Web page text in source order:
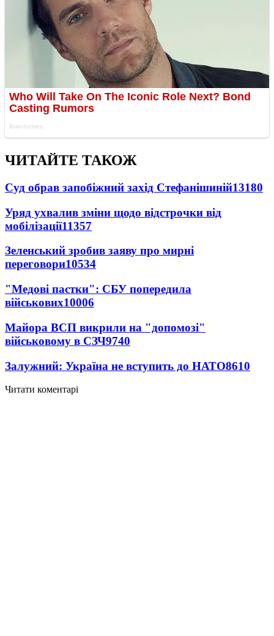
ЧИТАЙТЕ ТАКОЖ
Суд обрав запобіжний захід Стефанішиній13180
Уряд ухвалив зміни щодо відстрочки від
мобілізації11357
Зеленський зробив заяву про мирні
переговори10534
"Медові пастки": СБУ попередила
військових10006
Майора ВСП викрили на "допомозі"
військовому в СЗЧ9740
Залужний: Україна не вступить до НАТО8610
Читати коментарі